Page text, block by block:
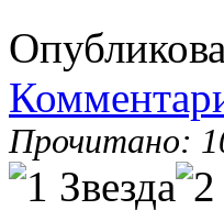
Прочитано: